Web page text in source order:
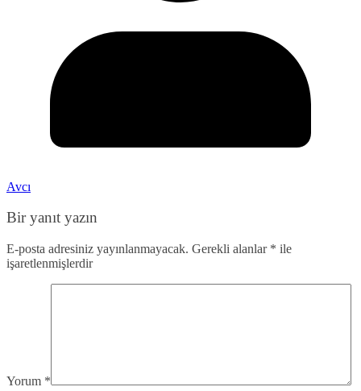
Avcı
Bir yanıt yazın
E-posta adresiniz yayınlanmayacak. Gerekli alanlar * ile
işaretlenmişlerdir
Yorum *